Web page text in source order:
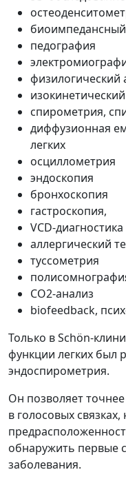
педография
физилогический
спирометрия,
диффузионная
легких
осциллометрия
эндоскопия
бронхоскопия
гастроскопия,
VCD-диагностика
аллергический
туссометрия
СО2-анализ
biofeedback,
Только в Schön-
функции легких был
эндоспирометрия.
Он позволяет
в голосовых
обнаружить первые
заболевания.